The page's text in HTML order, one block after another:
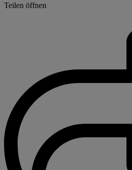
Teilen öffnen